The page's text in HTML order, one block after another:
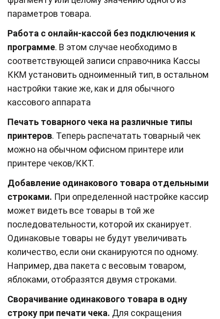
параметров товара.
Работа с онлайн-кассой без подключения к
программе. В этом случае необходимо в
соответствующей записи справочника Кассы
ККМ установить одноименный тип, в остальном
настройки такие же, как и для обычного
кассового аппарата
Печать товарного чека на различные типы
принтеров. Теперь распечатать товарный чек
можно на обычном офисном принтере или
принтере чеков/ККТ.
Добавление одинакового товара отдельными
строками. При определенной настройке кассир
может видеть все товары в той же
последовательности, которой их сканирует.
Одинаковые товары не будут увеличивать
количество, если они сканируются по одному.
Например, два пакета с весовым товаром,
яблоками, отобразятся двумя строками.
Сворачивание одинакового товара в одну
строку при печати чека. Для сокращения